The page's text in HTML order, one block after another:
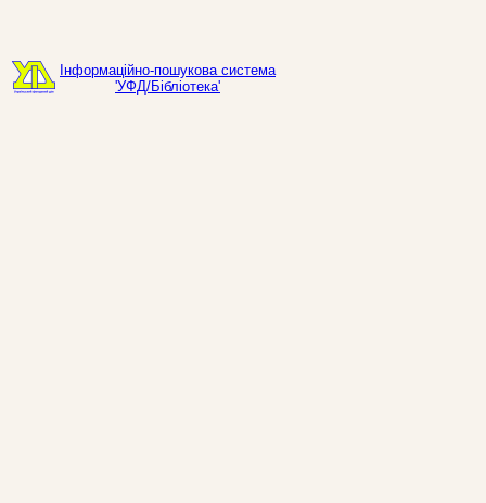
Інформаційно-пошукова система
'УФД/Бібліотека'